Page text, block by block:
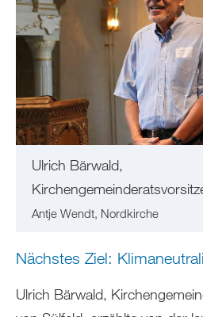
Ulrich Bärwald,
Antje Wendt, Nordkirche
Nächstes Ziel:
Ulrich Bärwald,